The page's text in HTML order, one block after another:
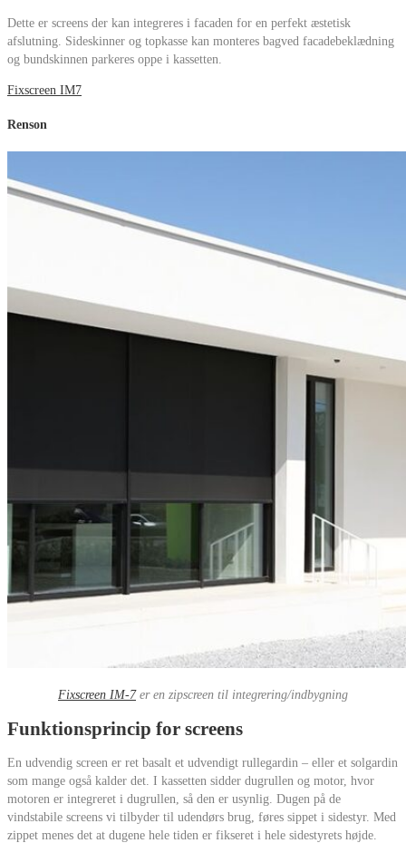
Dette er screens der kan integreres i facaden for en perfekt æstetisk
afslutning. Sideskinner og topkasse kan monteres bagved facadebeklædning
og bundskinnen parkeres oppe i kassetten.
Fixscreen IM7
Renson
Fixscreen IM-7er en zipscreen til integrering/indbygning
Funktionsprincip for screens
En udvendig screen er ret basalt et udvendigt rullegardin – eller et solgardin
som mange også kalder det. I kassetten sidder dugrullen og motor, hvor
motoren er integreret i dugrullen, så den er usynlig. Dugen på de
vindstabile screens vi tilbyder til udendørs brug, føres sippet i sidestyr. Med
zippet menes det at dugene hele tiden er fikseret i hele sidestyrets højde.